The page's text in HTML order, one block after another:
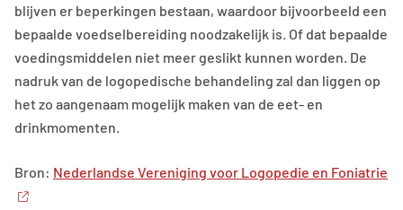
blijven er beperkingen bestaan, waardoor bijvoorbeeld een
bepaalde voedselbereiding noodzakelijk is. Of dat bepaalde
voedingsmiddelen niet meer geslikt kunnen worden. De
nadruk van de logopedische behandeling zal dan liggen op
het zo aangenaam mogelijk maken van de eet- en
drinkmomenten.
Bron: Nederlandse Vereniging voor Logopedie en Foniatrie